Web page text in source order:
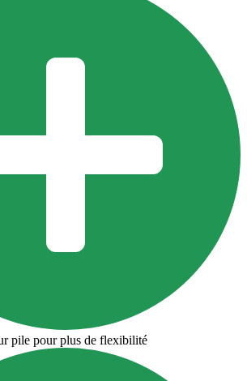
pile pour plus de flexibilité